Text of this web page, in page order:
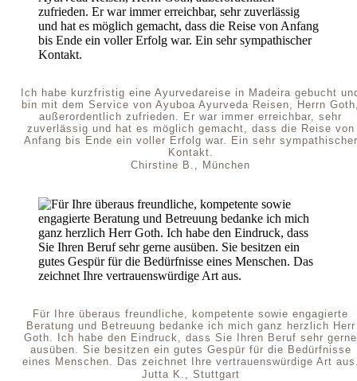
Ich habe kurzfristig eine Ayurvedareise in Madeira gebucht
bin mit dem Service von Ayuboa Ayurveda Reisen, Herrn
außerordentlich zufrieden. Er war immer erreichbar, sehr
zuverlässig und hat es möglich gemacht, dass die Reise von
Anfang bis Ende ein voller Erfolg war. Ein sehr sympathischer
Kontakt.
Chirstine B., München
Für Ihre überaus freundliche, kompetente sowie engagierte
Beratung und Betreuung bedanke ich mich ganz herzlich Herr
Goth. Ich habe den Eindruck, dass Sie Ihren Beruf sehr gerne
ausüben. Sie besitzen ein gutes Gespür für die Bedürfnisse
eines Menschen. Das zeichnet Ihre vertrauenswürdige Art
Jutta K., Stuttgart